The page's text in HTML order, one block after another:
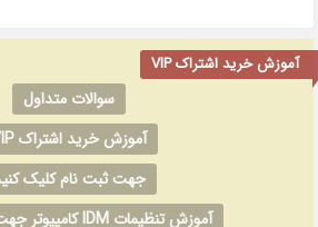
آموزش خرید اشتراک VIP
سوالات متداول
آموزش خرید اشتراک VIP
جهت ثبت نام کلیک
آموزش تنظیمات IDM کامپیوتر جهت دانلود VIP